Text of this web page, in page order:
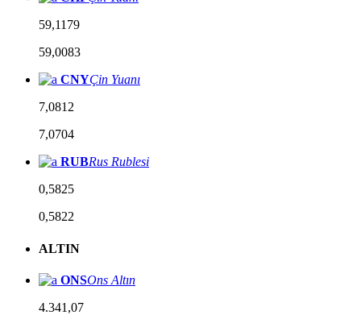
59,1179
59,0083
CNYÇin Yuanı
7,0812
7,0704
RUBRus Rublesi
0,5825
0,5822
ALTIN
ONSOns Altın
4.341,07